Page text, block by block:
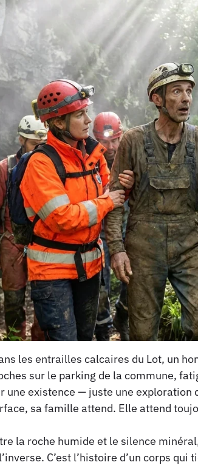
les entrailles calcaires du Lot, un
sur le parking de la commune,
une existence — juste une
sa famille attend. Elle attend
la roche humide et le silence
C’est l’histoire d’un corps qui